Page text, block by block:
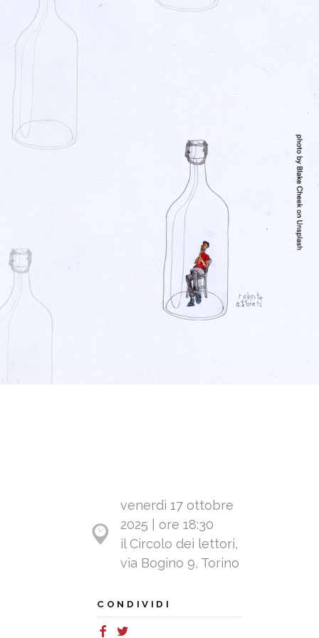
venerdì 17 ottobre
2025 | ore 18:30
il Circolo dei lettori,
via Bogino 9, Torino
CONDIVIDI